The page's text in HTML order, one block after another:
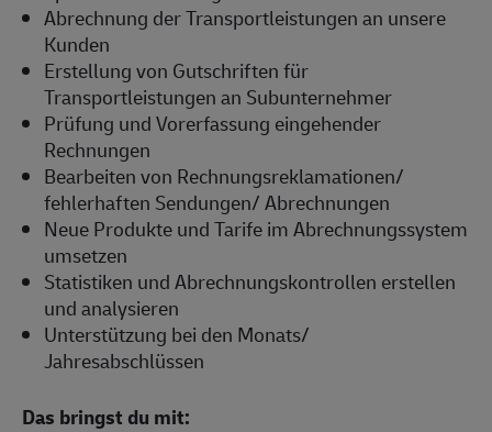
Abrechnung der Transportleistungen an unsere
Kunden
Erstellung von Gutschriften für
Transportleistungen an Subunternehmer
Prüfung und Vorerfassung eingehender
Rechnungen
Bearbeiten von Rechnungsreklamationen/
fehlerhaften Sendungen/ Abrechnungen
Neue Produkte und Tarife im Abrechnungssystem
umsetzen
Statistiken und Abrechnungskontrollen erstellen
und analysieren
Unterstützung bei den Monats/
Jahresabschlüssen
Das bringst du mit: